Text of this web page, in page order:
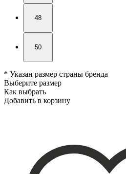
48
50
* Указан размер страны бренда
Выберите размер
Как выбрать
Добавить в корзину